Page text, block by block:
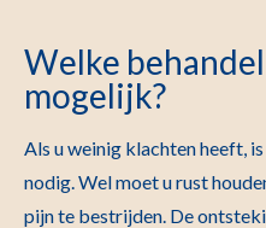
Welke
mogelijk?
Als u weinig klachten heeft,
nodig. Wel moet u rust
pijn te bestrijden. De